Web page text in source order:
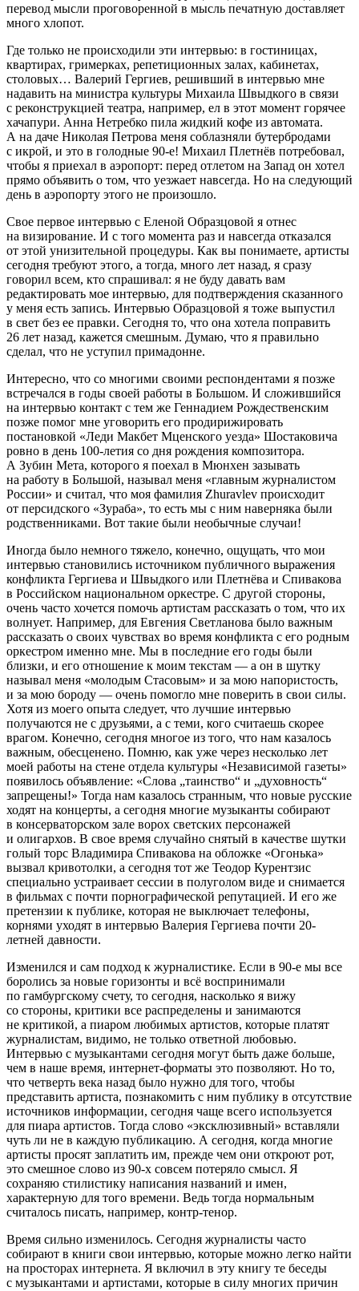
перевод мысли проговоренной в мысль печатную доставляет
много хлопот.
Где только не происходили эти интервью: в гостиницах,
квартирах, гримерках, репетиционных залах, кабинетах,
столовых… Валерий Гергиев, решивший в интервью мне
надавить на министра культуры Михаила Швыдкого в связи
с реконструкцией театра, например, ел в этот момент горячее
хачапури. Анна Нетребко пила жидкий кофе из автомата.
А на даче Николая Петрова меня соблазняли бутербродами
с икрой, и это в голодные 90-е! Михаил Плетнёв потребовал,
чтобы я приехал в аэропорт: перед отлетом на Запад он хотел
прямо объявить о том, что уезжает навсегда. Но на следующий
день в аэропорту этого не произошло.
Свое первое интервью с Еленой Образцовой я отнес
на визирование. И с того момента раз и навсегда отказался
от этой унизительной процедуры. Как вы понимаете, артисты
сегодня требуют этого, а тогда, много лет назад, я сразу
говорил всем, кто спрашивал: я не буду давать вам
редактировать мое интервью, для подтверждения сказанного
у меня есть запись. Интервью Образцовой я тоже выпустил
в свет без ее правки. Сегодня то, что она хотела поправить
26 лет назад, кажется смешным. Думаю, что я правильно
сделал, что не уступил примадонне.
Интересно, что со многими своими респондентами я позже
встречался в годы своей работы в Большом. И сложившийся
на интервью контакт с тем же Геннадием Рождественским
позже помог мне уговорить его продирижировать
постановкой «Леди Макбет Мценского уезда» Шостаковича
ровно в день 100-летия со дня рождения композитора.
А Зубин Мета, которого я поехал в Мюнхен зазывать
на работу в Большой, называл меня «главным журналистом
России» и считал, что моя фамилия Zhuravlev происходит
от персидского «Зураба», то есть мы с ним наверняка были
родственниками. Вот такие были необычные случаи!
Иногда было немного тяжело, конечно, ощущать, что мои
интервью становились источником публичного выражения
конфликта Гергиева и Швыдкого или Плетнёва и Спивакова
в Российском национальном оркестре. С другой стороны,
очень часто хочется помочь артистам рассказать о том, что их
волнует. Например, для Евгения Светланова было важным
рассказать о своих чувствах во время конфликта с его родным
оркестром именно мне. Мы в последние его годы были
близки, и его отношение к моим текстам — а он в шутку
называл меня «молодым Стасовым» и за мою напористость,
и за мою бороду — очень помогло мне поверить в свои силы.
Хотя из моего опыта следует, что лучшие интервью
получаются не с друзьями, а с теми, кого считаешь скорее
врагом. Конечно, сегодня многое из того, что нам казалось
важным, обесценено. Помню, как уже через несколько лет
моей работы на стене отдела культуры «Независимой газеты»
появилось объявление: «Слова „таинство“ и „духовность“
запрещены!» Тогда нам казалось странным, что новые русские
ходят на концерты, а сегодня многие музыканты собирают
в консерваторском зале ворох светских персонажей
и олигархов. В свое время случайно снятый в качестве шутки
голый торс Владимира Спивакова на обложке «Огонька»
вызвал кривотолки, а сегодня тот же Теодор Курентзис
специально устраивает сессии в полуголом виде и снимается
в фильмах с почти порнографической репутацией. И его же
претензии к публике, которая не выключает телефоны,
корнями уходят в интервью Валерия Гергиева почти 20-
летней давности.
Изменился и сам подход к журналистике. Если в 90-е мы все
боролись за новые горизонты и всё воспринимали
по гамбургскому счету, то сегодня, насколько я вижу
со стороны, критики все распределены и занимаются
не критикой, а пиаром любимых артистов, которые платят
журналистам, видимо, не только ответной любовью.
Интервью с музыкантами сегодня могут быть даже больше,
чем в наше время, интернет-форматы это позволяют. Но то,
что четверть века назад было нужно для того, чтобы
представить артиста, познакомить с ним публику в отсутствие
источников информации, сегодня чаще всего используется
для пиара артистов. Тогда слово «эксклюзивный» вставляли
чуть ли не в каждую публикацию. А сегодня, когда многие
артисты просят заплатить им, прежде чем они откроют рот,
это смешное слово из 90-х совсем потеряло смысл. Я
сохраняю стилистику написания названий и имен,
характерную для того времени. Ведь тогда нормальным
считалось писать, например, контр-тенор.
Время сильно изменилось. Сегодня журналисты часто
собирают в книги свои интервью, которые можно легко найти
на просторах интернета. Я включил в эту книгу те беседы
с музыкантами и артистами, которые в силу многих причин